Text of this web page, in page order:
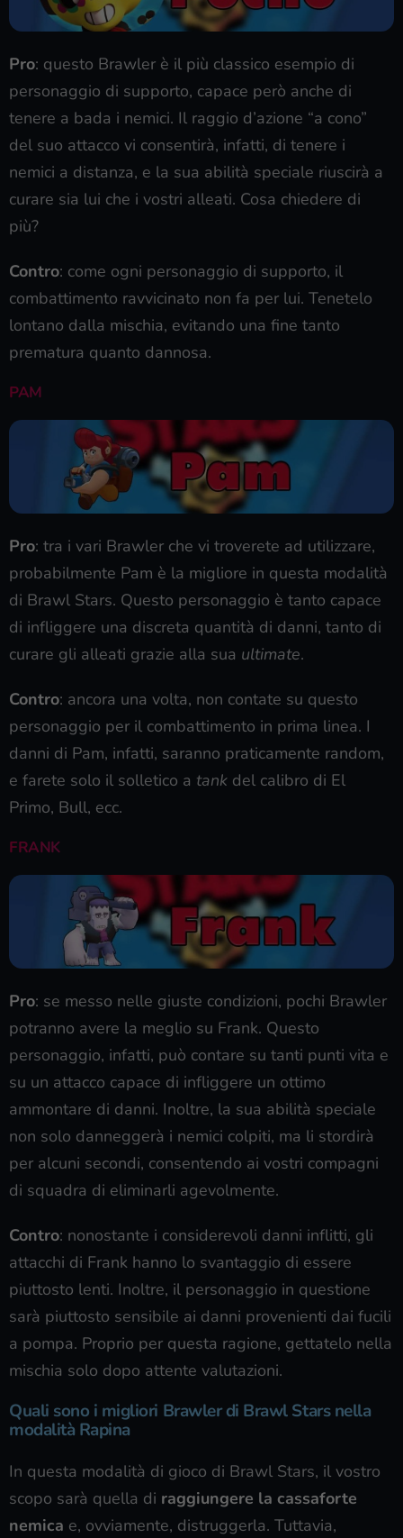
Pro: questo Brawler è il più classico esempio di
personaggio di supporto, capace però anche di
tenere a bada i nemici. Il raggio d’azione “a cono”
del suo attacco vi consentirà, infatti, di tenere i
nemici a distanza, e la sua abilità speciale riuscirà a
curare sia lui che i vostri alleati. Cosa chiedere di
più?
Contro: come ogni personaggio di supporto, il
combattimento ravvicinato non fa per lui. Tenetelo
lontano dalla mischia, evitando una fine tanto
prematura quanto dannosa.
PAM
Pro: tra i vari Brawler che vi troverete ad utilizzare,
probabilmente Pam è la migliore in questa modalità
di Brawl Stars. Questo personaggio è tanto capace
di infliggere una discreta quantità di danni, tanto di
curare gli alleati grazie alla sua ultimate.
Contro: ancora una volta, non contate su questo
personaggio per il combattimento in prima linea. I
danni di Pam, infatti, saranno praticamente random,
e farete solo il solletico a tank del calibro di El
Primo, Bull, ecc.
FRANK
Pro: se messo nelle giuste condizioni, pochi Brawler
potranno avere la meglio su Frank. Questo
personaggio, infatti, può contare su tanti punti vita e
su un attacco capace di infliggere un ottimo
ammontare di danni. Inoltre, la sua abilità speciale
non solo danneggerà i nemici colpiti, ma li stordirà
per alcuni secondi, consentendo ai vostri compagni
di squadra di eliminarli agevolmente.
Contro: nonostante i considerevoli danni inflitti, gli
attacchi di Frank hanno lo svantaggio di essere
piuttosto lenti. Inoltre, il personaggio in questione
sarà piuttosto sensibile ai danni provenienti dai fucili
a pompa. Proprio per questa ragione, gettatelo nella
mischia solo dopo attente valutazioni.
Quali sono i migliori Brawler di Brawl Stars nella
modalità Rapina
In questa modalità di gioco di Brawl Stars, il vostro
scopo sarà quella di raggiungere la cassaforte
nemica e, ovviamente, distruggerla. Tuttavia,